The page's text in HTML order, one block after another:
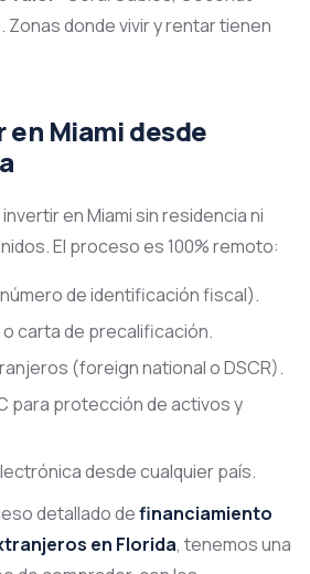
Zonas donde vivir y rentar tienen
Miami desde
en Miami sin residencia ni
El proceso es 100% remoto:
de identificación fiscal).
carta de precalificación.
(foreign national o DSCR).
para protección de activos y
desde cualquier país.
detallado definanciamiento
en Florida, tenemos una